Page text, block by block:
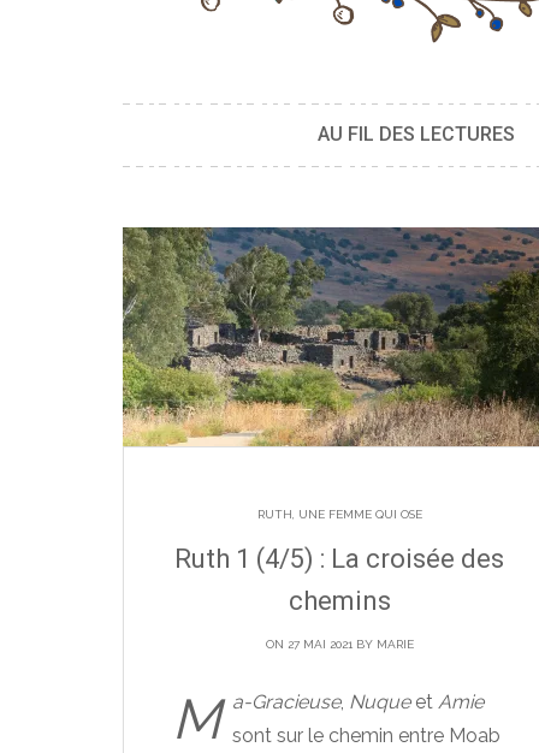
AU FIL DES LECTURES
RUTH, UNE FEMME QUI OSE
Ruth 1 (4/5) : La croisée des
chemins
ON 27 MAI 2021 BY MARIE
M a-Gracieuse, Nuqueet Amie
sont sur le chemin entre Moab